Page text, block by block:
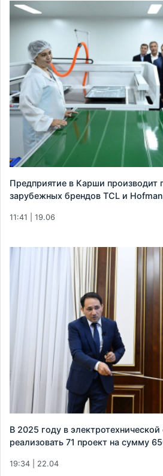
Предприятие в Карши производит
зарубежных брендов TCL и
11:41 | 19.06
В 2025 году в
реализовать 71 проект на сумму
19:34 | 22.04